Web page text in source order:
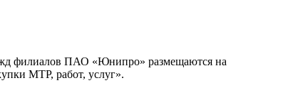
филиалов ПАО «Юнипро» размещаются на
МТР, работ, услуг».